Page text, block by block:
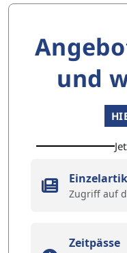
und
Zugriff auf
Zeitpässe